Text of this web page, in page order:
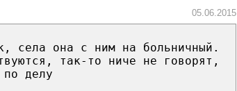
05.06.2015
села она с ним на больничный.
так-то ниче не говорят,
делу